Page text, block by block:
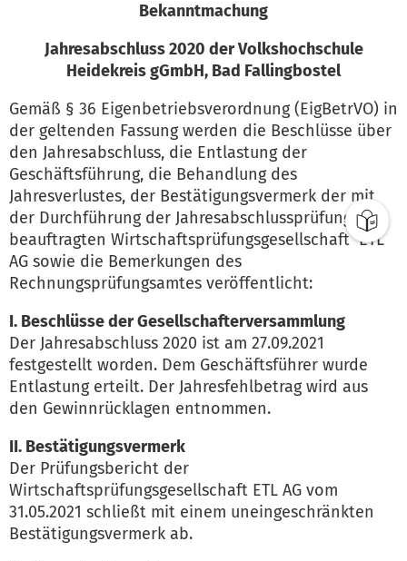
Bekanntmachung
Jahresabschluss 2020 der Volkshochschule
Heidekreis gGmbH, Bad Fallingbostel
Gemäß § 36 Eigenbetriebsverordnung (EigBetrVO) in
der geltenden Fassung werden die Beschlüsse über
den Jahresabschluss, die Entlastung der
Geschäftsführung, die Behandlung des
Jahresverlustes, der Bestätigungsvermerk der mit
der Durchführung der Jahresabschlussprüfung
beauftragten Wirtschaftsprüfungsgesellschaft ETL
AG sowie die Bemerkungen des
Rechnungsprüfungsamtes veröffentlicht:
I. Beschlüsse der Gesellschafterversammlung
Der Jahresabschluss 2020 ist am 27.09.2021
festgestellt worden. Dem Geschäftsführer wurde
Entlastung erteilt. Der Jahresfehlbetrag wird aus
den Gewinnrücklagen entnommen.
II. Bestätigungsvermerk
Der Prüfungsbericht der
Wirtschaftsprüfungsgesellschaft ETL AG vom
31.05.2021 schließt mit einem uneingeschränkten
Bestätigungsvermerk ab.